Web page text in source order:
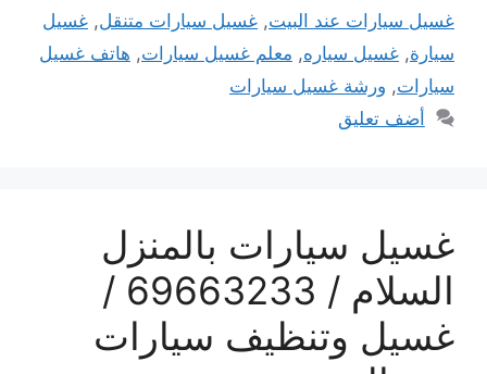
غسيل سيارات عند البيت, غسيل سيارات متنقل, غسيل
سيارة, غسيل سياره, معلم غسيل سيارات, هاتف غسيل
سيارات, ورشة غسيل سيارات
أضف تعليق
غسيل سيارات بالمنزل
السلام / 69663233 /
غسيل وتنظيف سيارات